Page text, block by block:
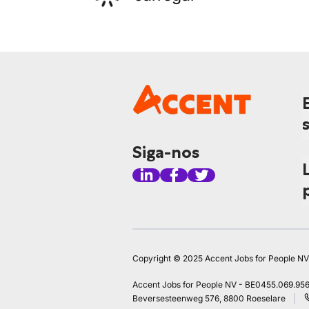
Siga-nos
Copyright © 2025 Accent Jobs for People NV
Accent Jobs for People NV - BE0455.069.956
Beversesteenweg 576, 8800 Roeselare